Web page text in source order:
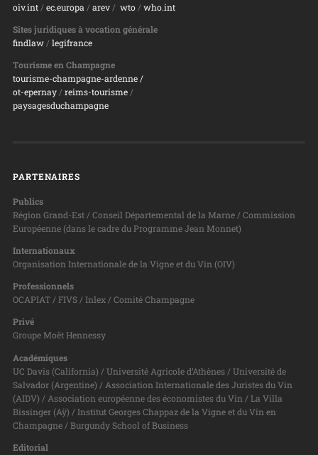
oiv.int/ ec.europa / arev/ wto/ who.int
Sites juridiques à vocation générale
findlaw/ legifrance
Tourisme en Champagne
tourisme-champagne-ardenne /
ot-epernay/ reims-tourisme/
paysagesduchampagne
PARTENAIRES
Publics
Région Grand-Est / Conseil Départemental de la Marne / Commission
Européenne (dans le cadre du Programme Jean Monnet)
Internationaux
Organisation Internationale de la Vigne et du Vin (OIV)
Professionnels
OCAPIAT / FIVS / Inlex / Comité Champagne
Privé
Groupe Moët Hennessy
Académiques
UC Davis (California) / Université Agricole d’Athènes / Université de
Salvador (Argentine) / Association Internationale des Juristes du Vin
(AIDV) / Association européenne des économistes du Vin / La Villa
Bissinger (Aÿ) / Institut Georges Chappaz de la Vigne et du Vin en
Champagne / Burgundy School of Business
Editorial